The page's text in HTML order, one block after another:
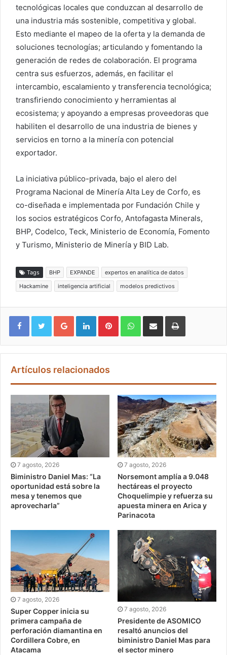
tecnológicas locales que conduzcan al desarrollo de
una industria más sostenible, competitiva y global.
Esto mediante el mapeo de la oferta y la demanda de
soluciones tecnologías; articulando y fomentando la
generación de redes de colaboración. El programa
centra sus esfuerzos, además, en facilitar el
intercambio, escalamiento y transferencia tecnológica;
transfiriendo conocimiento y herramientas al
ecosistema; y apoyando a empresas proveedoras que
habiliten el desarrollo de una industria de bienes y
servicios en torno a la minería con potencial
exportador.
La iniciativa público-privada, bajo el alero del
Programa Nacional de Minería Alta Ley de Corfo, es
co-diseñada e implementada por Fundación Chile y
los socios estratégicos Corfo, Antofagasta Minerals,
BHP, Codelco, Teck, Ministerio de Economía, Fomento
y Turismo, Ministerio de Minería y BID Lab.
Tags BHP EXPANDE
expertos en analítica de datos
Hackamine
inteligencia artificial modelos predictivos
Google+ LinkedIn Pinterest WhatsApp
Artículos relacionados
7 agosto, 2026
Biministro Daniel Mas: “La
oportunidad está sobre la
mesa y tenemos que
aprovecharla”
7 agosto, 2026
Norsemont amplía a 9.048
hectáreas el proyecto
Choquelimpie y refuerza su
apuesta minera en Arica y
Parinacota
7 agosto, 2026
Super Copper inicia su
primera campaña de
perforación diamantina en
Cordillera Cobre, en
Atacama
7 agosto, 2026
Presidente de ASOMICO
resaltó anuncios del
biministro Daniel Mas para
el sector minero